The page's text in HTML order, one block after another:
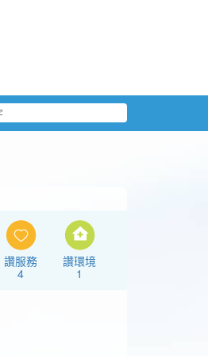
讚服務
4
讚環境
1